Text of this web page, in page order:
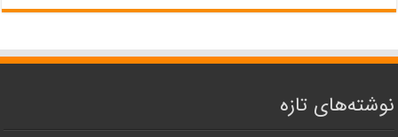
نوشته‌های تازه